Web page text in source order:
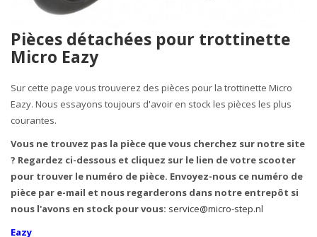
Pièces détachées pour trottinette
Micro Eazy
Sur cette page vous trouverez des pièces pour la trottinette Micro
Eazy. Nous essayons toujours d'avoir en stock les pièces les plus
courantes.
Vous ne trouvez pas la pièce que vous cherchez sur notre site
? Regardez ci-dessous et cliquez sur le lien de votre scooter
pour trouver le numéro de pièce. Envoyez-nous ce numéro de
pièce par e-mail et nous regarderons dans notre entrepôt si
nous l'avons en stock pour vous: service@micro-step.nl
Eazy